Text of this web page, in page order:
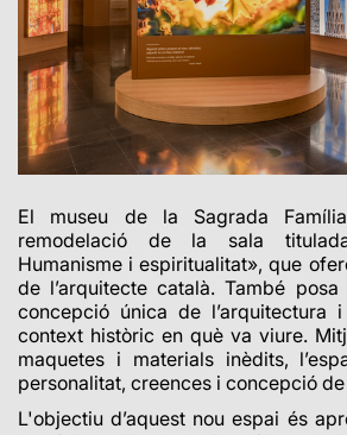
El museu de la Sagrada
remodelació de la sala
Humanisme i espiritualitat», que
de l’arquitecte català. També
concepció única de
context històric en què va viure.
maquetes i materials inèdits,
personalitat, creences i concepció de
L'objectiu d’aquest nou espai és